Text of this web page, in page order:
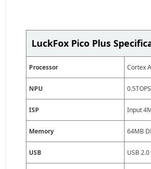
LuckFox Pico Plus
Processor Cortex
NPU
ISP Input
Memory 64MB
USB USB